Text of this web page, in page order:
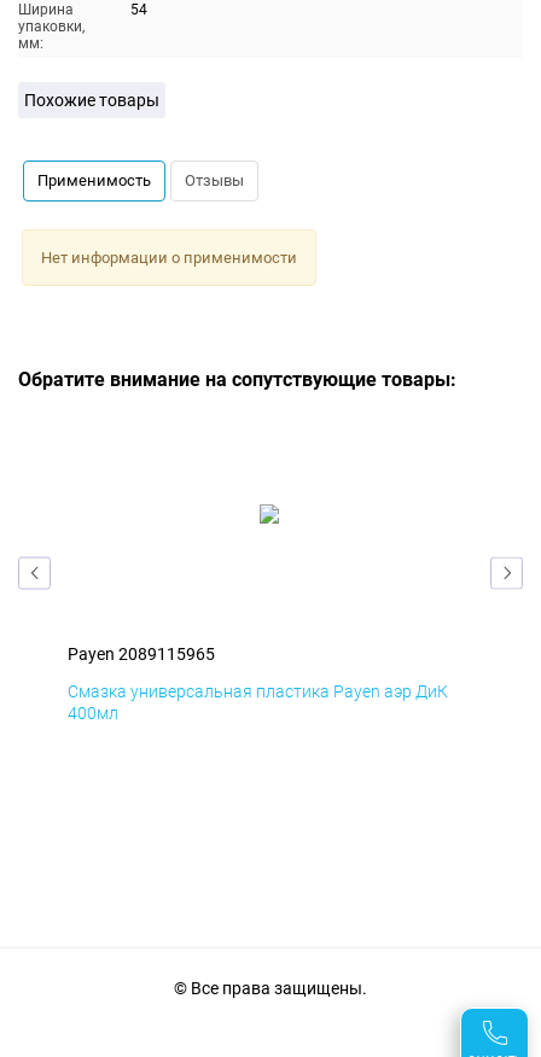
Ширина
упаковки,
мм:
54
Похожие товары
Применимость Отзывы
Нет информации о применимости
Обратите внимание на сопутствующие товары:
Payen 2089115965
Смазка универсальная пластика Payen аэр ДиК
400мл
© Все права защищены.